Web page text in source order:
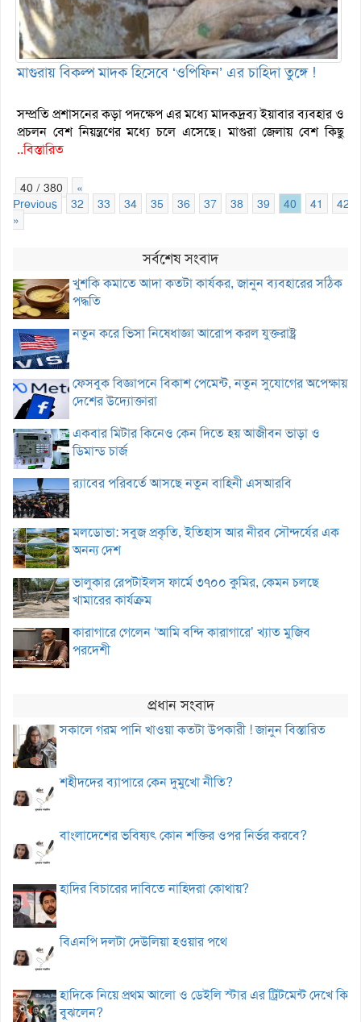
মাগুরায় বিকল্প মাদক হিসেবে ‘ওপিফিন’ এর চাহিদা তুঙ্গে !
সম্প্রতি প্রশাসনের কড়া পদক্ষেপ এর মধ্যে মাদকদ্রব্য ইয়াবার ব্যবহার ও
প্রচলন বেশ নিয়ন্ত্রণের মধ্যে চলে এসেছে। মাগুরা জেলায় বেশ কিছু
..বিস্তারিত
40 / 380
«
Previous
32 33 34 35 36 37 38 39 40 41
42
»
সর্বশেষ সংবাদ
খুশকি কমাতে আদা কতটা কার্যকর, জানুন ব্যবহারের সঠিক
পদ্ধতি
নতুন করে ভিসা নিষেধাজ্ঞা আরোপ করল যুক্তরাষ্ট্র
ফেসবুক বিজ্ঞাপনে বিকাশ পেমেন্ট, নতুন সুযোগের অপেক্ষায়
দেশের উদ্যোক্তারা
একবার মিটার কিনেও কেন দিতে হয় আজীবন ভাড়া ও
ডিমান্ড চার্জ
র‌্যাবের পরিবর্তে আসছে নতুন বাহিনী এসআরবি
মলডোভা: সবুজ প্রকৃতি, ইতিহাস আর নীরব সৌন্দর্যের এক
অনন্য দেশ
ভালুকার রেপটাইলস ফার্মে ৩৭০০ কুমির, কেমন চলছে
খামারের কার্যক্রম
কারাগারে গেলেন ‘আমি বন্দি কারাগারে’ খ্যাত মুজিব
পরদেশী
প্রধান সংবাদ
সকালে গরম পানি খাওয়া কতটা উপকারী ! জানুন বিস্তারিত
শহীদদের ব্যাপারে কেন দুমুখো নীতি?
বাংলাদেশের ভবিষ্যৎ কোন শক্তির ওপর নির্ভর করবে?
হাদির বিচারের দাবিতে নাহিদরা কোথায়?
বিএনপি দলটা দেউলিয়া হওয়ার পথে
হাদিকে নিয়ে প্রথম আলো ও ডেইলি স্টার এর ট্রিটমেন্ট দেখে কি
বুঝলেন?